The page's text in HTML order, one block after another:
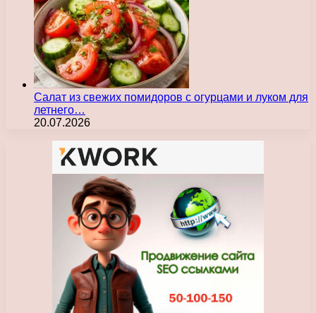
Салат из свежих помидоров с огурцами и луком для
летнего…
20.07.2026